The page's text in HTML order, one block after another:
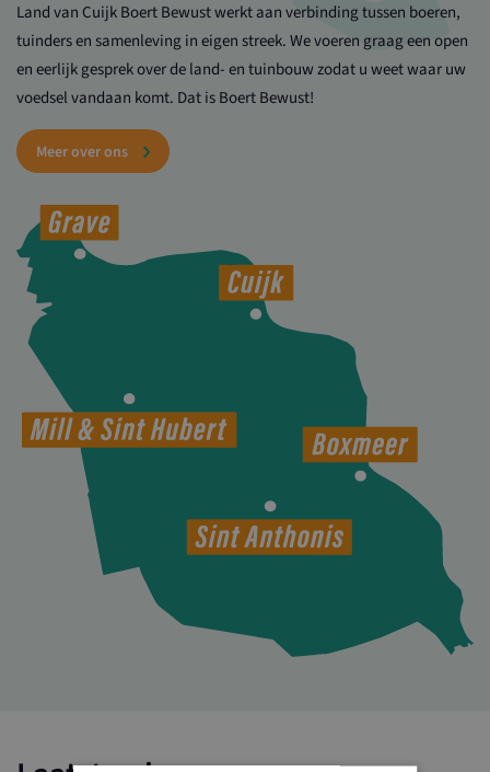
Land van Cuijk Boert Bewust werkt aan verbinding tussen boeren,
tuinders en samenleving in eigen streek. We voeren graag een open
en eerlijk gesprek over de land- en tuinbouw zodat u weet waar uw
voedsel vandaan komt. Dat is Boert Bewust!